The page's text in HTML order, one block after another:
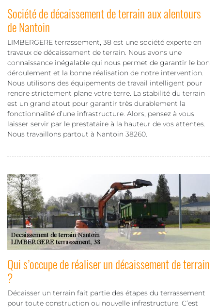
Société de décaissement de terrain aux alentours
de Nantoin
LIMBERGERE terrassement, 38 est une société experte en
travaux de décaissement de terrain. Nous avons une
connaissance inégalable qui nous permet de garantir le bon
déroulement et la bonne réalisation de notre intervention.
Nous utilisons des équipements de travail intelligent pour
rendre strictement plane votre terre. La stabilité du terrain
est un grand atout pour garantir très durablement la
fonctionnalité d’une infrastructure. Alors, pensez à vous
laisser servir par le prestataire à la hauteur de vos attentes.
Nous travaillons partout à Nantoin 38260.
Qui s’occupe de réaliser un décaissement de terrain
?
Décaisser un terrain fait partie des étapes du terrassement
pour toute construction ou nouvelle infrastructure. C’est